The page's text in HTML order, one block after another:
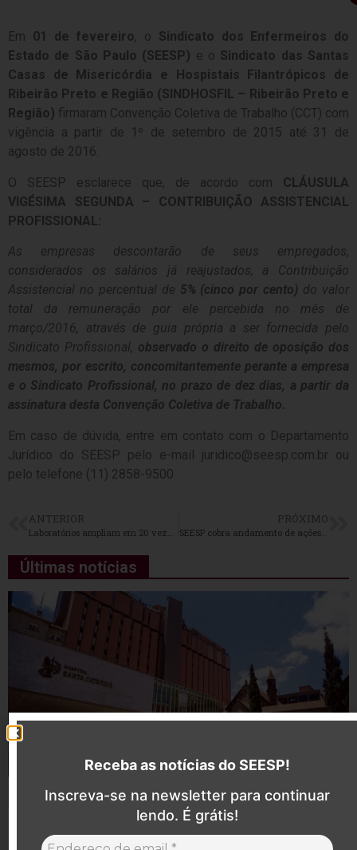
Em 01 de fevereiro, o Sindicato dos Enfermeiros do
Estado de São Paulo (SEESP) e o Sindicato das Santas
Casas de Misericórdia e Hospistais Filantrópicos de
Ribeirão Preto e Região (SINDHOSFIL – Ribeirão Preto e
Região) firmaram Convenção Coletiva de Trabalho (CCT) com
vigência a partir de 1º de setembro de 2015 até 31 de
agosto de 2016.
O SEESP esclarece que, de acordo com CLÁUSULA
VIGÉSIMA SEGUNDA – CONTRIBUIÇÃO ASSISTENCIAL
PROFISSIONAL:
As empresas descontarão de seus empregados,
considerados os salários já reajustados, a Contribuição
Assistencial no percentual de 5% (cinco por cento) do valor
total da remuneração por ele percebida no mês de
março/2016, através de guia própria a ser fornecida pelo
Sindicato Profissional, observado o direito de oposição dos
mesmos, por escrito, concomitantemente perante a empresa
e o Sindicato Profissional, no prazo de dez dias, a partir da
assinatura desta Convenção Coletiva de Trabalho.
Em caso de dúvida, entre em contato com o Departamento
Jurídico do SEESP pelo e-mail juridico@seesp.com.br ou
pelo telefone (11) 2858-9500.
ANTERIOR PRÓXIMO
SEESP cobra andamento de ações da UNIMED
Últimas notícias
SEESP participa de audiência pelo aumento do
Receba as notícias do SEESP!
Inscreva-se na newsletter para continuar
lendo. É grátis!